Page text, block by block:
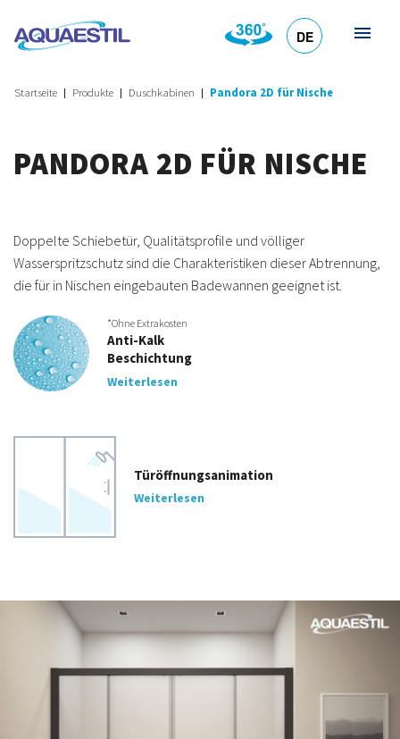
DE
Startseite Produkte Duschkabinen Pandora 2D für Nische
PANDORA 2D FÜR NISCHE
Doppelte Schiebetür, Qualitätsprofile und völliger
Wasserspritzschutz sind die Charakteristiken dieser Abtrennung,
die für in Nischen eingebauten Badewannen geeignet ist.
*Ohne Extrakosten
Anti-Kalk
Beschichtung
Weiterlesen
Türöffnungsanimation
Weiterlesen